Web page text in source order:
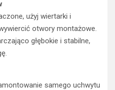
użyj wiertarki i
otwory montażowe.
głębokie i stabilne,
samego uchwytu